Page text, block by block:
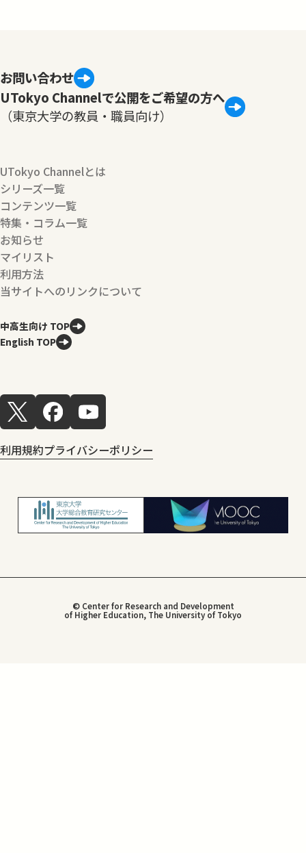
お問い合わせ
UTokyo Channelで公開をご希望の方へ
（東京大学の教員・職員向け）
UTokyo Channelとは
シリーズ一覧
コンテンツ一覧
特集・コラム一覧
お知らせ
マイリスト
利用方法
当サイトへのリンクについて
中高生向け TOP
English TOP
利用規約プライバシーポリシー
© Center for Research and Development
of Higher Education, The University of Tokyo